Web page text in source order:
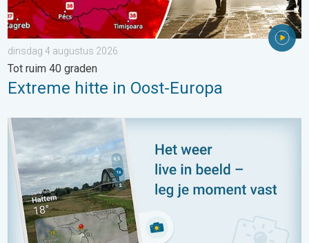
dinsdag 4 augustus 2026
Tot ruim 40 graden
Extreme hitte in Oost-Europa
Impressies maken, momenten delen. Deel wat je ziet!. . .